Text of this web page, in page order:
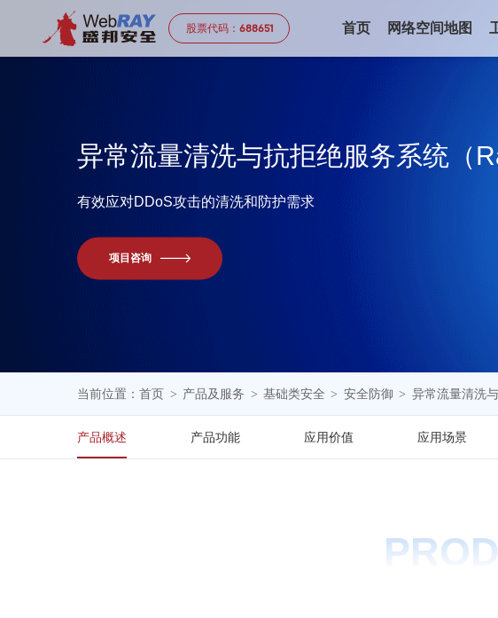
股票代码： 688651 首页 网络空间地图
异常流量清洗与抗拒绝服务系统 （R
有效应对DDoS攻击的清洗和防护需求
项目咨询
当前位置：首页 > 产品及服务 > 基础类安全 > 安全防御 > 异常流量清洗
产品概述 产品功能 应用价值 应用场景